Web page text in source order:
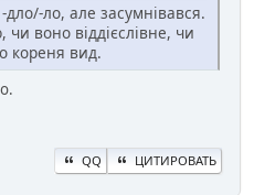
ло, але засумнівався.
воно віддієслівне, чи
кореня вид.
QQ ЦИТИРОВАТЬ